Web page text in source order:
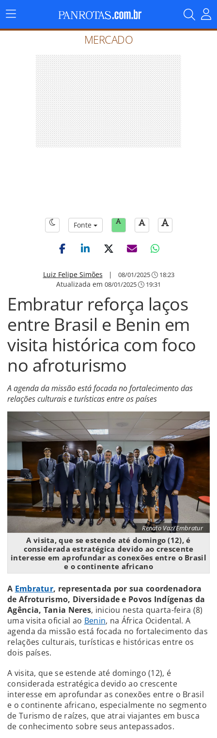
Menu
Principal
MERCADO
Fonte
Luiz Felipe Simões | 08/01/2025 18:23
Atualizada em 08/01/2025 19:31
Embratur reforça laços
entre Brasil e Benin em
visita histórica com foco
no afroturismo
A agenda da missão está focada no fortalecimento das
relações culturais e turísticas entre os países
Renato Vaz/Embratur
A visita, que se estende até domingo (12), é
considerada estratégica devido ao crescente
interesse em aprofundar as conexões entre o Brasil
e o continente africano
A Embratur, representada por sua coordenadora
de Afroturismo, Diversidade e Povos Indígenas da
Agência, Tania Neres, iniciou nesta quarta-feira (8)
uma visita oficial ao Benin, na África Ocidental. A
agenda da missão está focada no fortalecimento das
relações culturais, turísticas e históricas entre os
dois países.
A visita, que se estende até domingo (12), é
considerada estratégica devido ao crescente
interesse em aprofundar as conexões entre o Brasil
e o continente africano, especialmente no segmento
de Turismo de raízes, que atrai viajantes em busca
de conhecimento sobre seus antepassados.